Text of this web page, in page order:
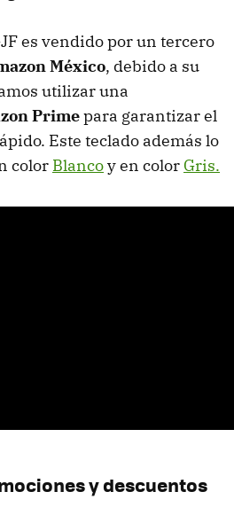
es vendido por un tercero
México, debido a su
utilizar una
Primepara garantizar el
Este teclado además lo
color Blancoy en color Gris.
y descuentos